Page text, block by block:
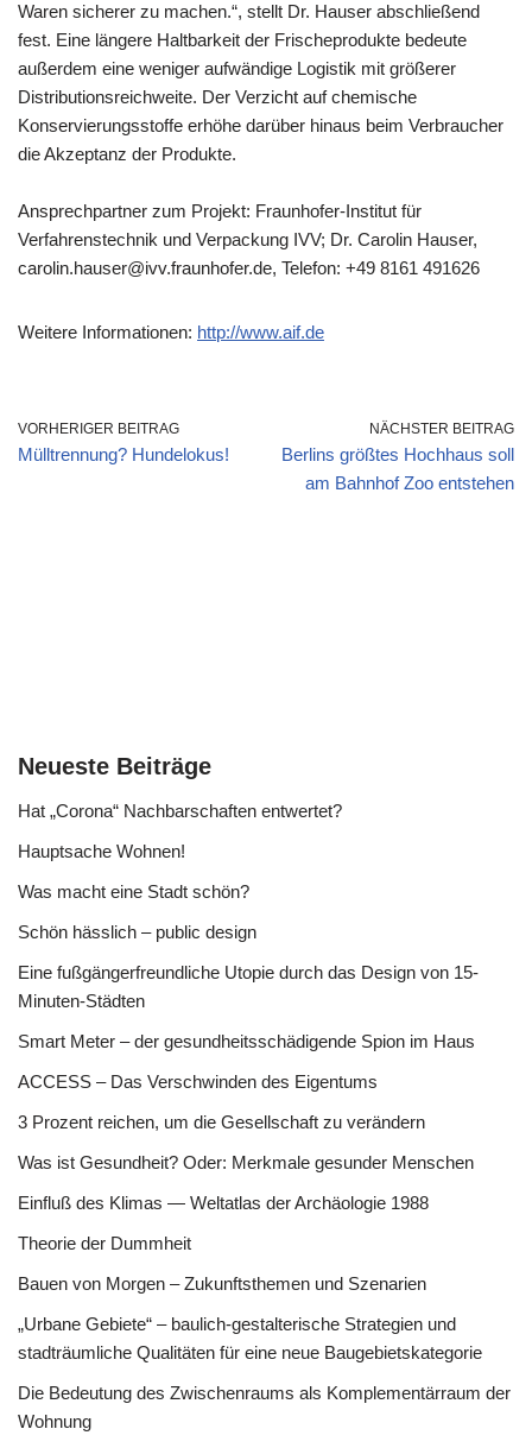
Waren sicherer zu machen.“, stellt Dr. Hauser abschließend
fest. Eine längere Haltbarkeit der Frischeprodukte bedeute
außerdem eine weniger aufwändige Logistik mit größerer
Distributionsreichweite. Der Verzicht auf chemische
Konservierungsstoffe erhöhe darüber hinaus beim Verbraucher
die Akzeptanz der Produkte.
Ansprechpartner zum Projekt: Fraunhofer-Institut für
Verfahrenstechnik und Verpackung IVV; Dr. Carolin Hauser,
carolin.hauser@ivv.fraunhofer.de, Telefon: +49 8161 491626
Weitere Informationen: http://www.aif.de
VORHERIGER BEITRAG
Mülltrennung? Hundelokus!
NÄCHSTER BEITRAG
Berlins größtes Hochhaus soll
am Bahnhof Zoo entstehen
Neueste Beiträge
Hat „Corona“ Nachbarschaften entwertet?
Hauptsache Wohnen!
Was macht eine Stadt schön?
Schön hässlich – public design
Eine fußgängerfreundliche Utopie durch das Design von 15-
Minuten-Städten
Smart Meter – der gesundheitsschädigende Spion im Haus
ACCESS – Das Verschwinden des Eigentums
3 Prozent reichen, um die Gesellschaft zu verändern
Was ist Gesundheit? Oder: Merkmale gesunder Menschen
Einfluß des Klimas — Weltatlas der Archäologie 1988
Theorie der Dummheit
Bauen von Morgen – Zukunftsthemen und Szenarien
„Urbane Gebiete“ – baulich-gestalterische Strategien und
stadträumliche Qualitäten für eine neue Baugebietskategorie
Die Bedeutung des Zwischenraums als Komplementärraum der
Wohnung